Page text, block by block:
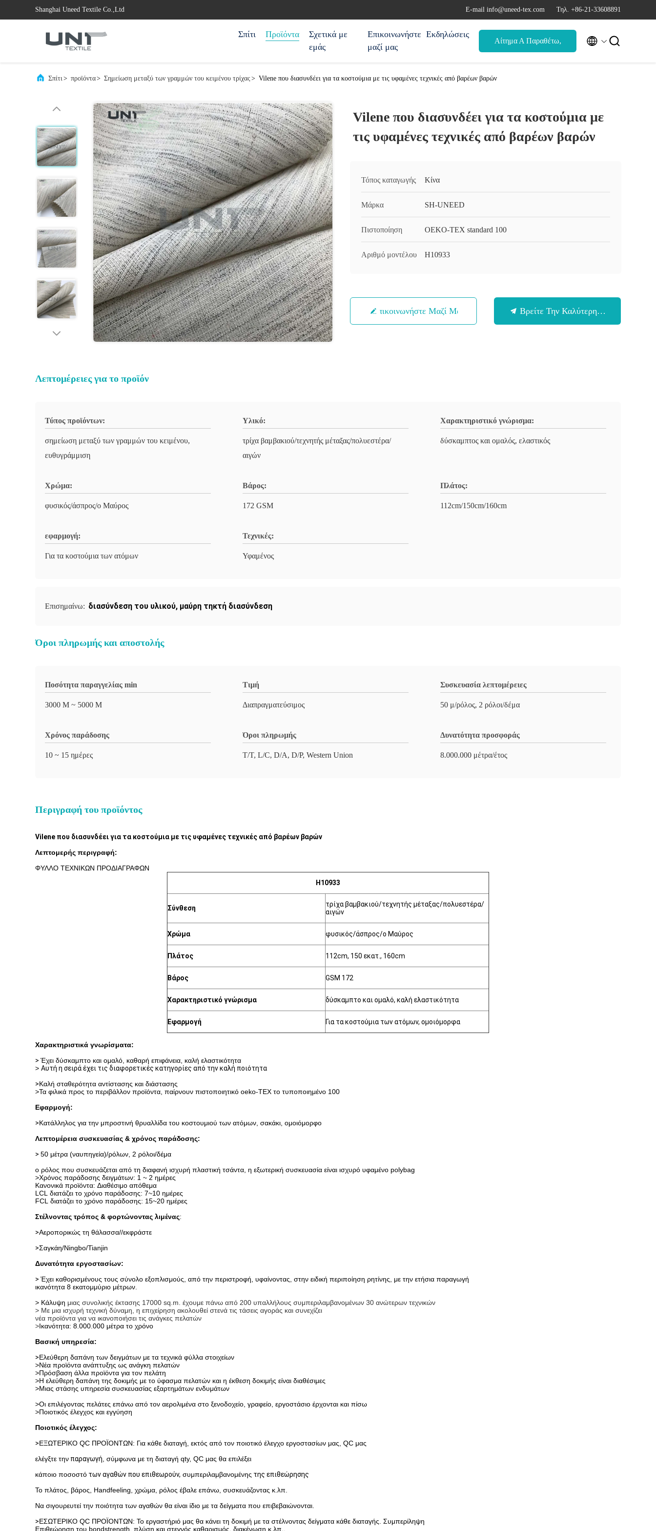
Shanghai Uneed Textile Co.,Ltd Ε-mail info@uneed-tex.com Τηλ. +86-21-33608891
Σπίτι Προϊόντα
Σχετικά με
εμάς
Επικοινωνήστε
μαζί μας
Εκδηλώσεις
Αίτημα Α Παραθέτω,  
Σπίτι> προϊόντα> Σημείωση μεταξύ των γραμμών του κειμένου τρίχας > Vilene που διασυνδέει για τα κοστούμια με τις υφαμένες τεχνικές από βαρέων βαρών
Vilene που διασυνδέει για τα κοστούμια με
τις υφαμένες τεχνικές από βαρέων βαρών
Τόπος καταγωγής Κίνα
Μάρκα SH-UNEED
Πιστοποίηση OEKO-TEX standard 100
Αριθμό μοντέλου H10933
Επικοινωνήστε Μαζί Μας Βρείτε Την Καλύτερη Τιμή
Λεπτομέρειες για το προϊόν
Τύπος προϊόντων:
σημείωση μεταξύ των γραμμών του κειμένου,
ευθυγράμμιση
Υλικό:
τρίχα βαμβακιού/τεχνητής μέταξας/πολυεστέρα/
αιγών
Χαρακτηριστικό γνώρισμα:
δύσκαμπτος και ομαλός, ελαστικός
Χρώμα:
φυσικός/άσπρος/ο Μαύρος
Βάρος:
172 GSM
Πλάτος:
112cm/150cm/160cm
εφαρμογή:
Για τα κοστούμια των ατόμων
Τεχνικές:
Υφαμένος
Επισημαίνω: διασύνδεση του υλικού, μαύρη τηκτή διασύνδεση
Όροι πληρωμής και αποστολής
Ποσότητα παραγγελίας min
3000 Μ ~ 5000 Μ
Τιμή
Διαπραγματεύσιμος
Συσκευασία λεπτομέρειες
50 μ/ρόλος, 2 ρόλοι/δέμα
Χρόνος παράδοσης
10 ~ 15 ημέρες
Όροι πληρωμής
T/T, L/C, D/A, D/P, Western Union
Δυνατότητα προσφοράς
8.000.000 μέτρα/έτος
Περιγραφή του προϊόντος
Vilene που διασυνδέει για τα κοστούμια με τις υφαμένες τεχνικές από βαρέων βαρών
Λεπτομερής περιγραφή:
ΦΥΛΛΟ ΤΕΧΝΙΚΩΝ ΠΡΟΔΙΑΓΡΑΦΩΝ
H10933
Σύνθεση
τρίχα βαμβακιού/τεχνητής μέταξας/πολυεστέρα/
αιγών
Χρώμα φυσικός/άσπρος/ο Μαύρος
Πλάτος 112cm, 150 εκατ., 160cm
Βάρος GSM 172
Χαρακτηριστικό γνώρισμα δύσκαμπτο και ομαλό, καλή ελαστικότητα
Εφαρμογή Για τα κοστούμια των ατόμων, ομοιόμορφα
Χαρακτηριστικά γνωρίσματα:
> Έχει δύσκαμπτο και ομαλό, καθαρή επιφάνεια, καλή ελαστικότητα
> Αυτή η σειρά έχει τις διαφορετικές κατηγορίες από την καλή ποιότητα
>Καλή σταθερότητα αντίστασης και διάστασης
>Τα φιλικά προς το περιβάλλον προϊόντα, παίρνουν πιστοποιητικό oeko-TEX το τυποποιημένο 100
Εφαρμογή:
>Κατάλληλος για την μπροστινή θρυαλλίδα του κοστουμιού των ατόμων, σακάκι, ομοιόμορφο
Λεπτομέρεια συσκευασίας & χρόνος παράδοσης:
> 50 μέτρα (ναυπηγεία)/ρόλων, 2 ρόλοι/δέμα
ο ρόλος που συσκευάζεται από τη διαφανή ισχυρή πλαστική τσάντα, η εξωτερική συσκευασία είναι ισχυρό υφαμένο polybag
>Χρόνος παράδοσης δειγμάτων: 1 ~ 2 ημέρες
Κανονικά προϊόντα: Διαθέσιμο απόθεμα
LCL διατάζει το χρόνο παράδοσης: 7~10 ημέρες
FCL διατάζει το χρόνο παράδοσης: 15~20 ημέρες
Στέλνοντας τρόπος & φορτώνοντας λιμένας:
>Αεροπορικώς τη θάλασσα//εκφράστε
>Σαγκάη/Ningbo/Tianjin
Δυνατότητα εργοστασίων:
> Έχει καθορισμένους τους σύνολο εξοπλισμούς, από την περιστροφή, υφαίνοντας, στην ειδική περιποίηση ρητίνης, με την ετήσια παραγωγή
ικανότητα 8 εκατομμύριο μέτρων.
> Κάλυψη μιας συνολικής έκτασης 17000 sq.m. έχουμε πάνω από 200 υπαλλήλους συμπεριλαμβανομένων 30 ανώτερων τεχνικών
> Με μια ισχυρή τεχνική δύναμη, η επιχείρηση ακολουθεί στενά τις τάσεις αγοράς και συνεχίζει
νέα προϊόντα για να ικανοποιήσει τις ανάγκες πελατών
>Ικανότητα: 8.000.000 μέτρα το χρόνο
Βασική υπηρεσία:
>Ελεύθερη δαπάνη των δειγμάτων με τα τεχνικά φύλλα στοιχείων
>Νέα προϊόντα ανάπτυξης ως ανάγκη πελατών
>Πρόσβαση άλλα προϊόντα για τον πελάτη
>Η ελεύθερη δαπάνη της δοκιμής με το ύφασμα πελατών και η έκθεση δοκιμής είναι διαθέσιμες
>Μιας στάσης υπηρεσία συσκευασίας εξαρτημάτων ενδυμάτων
>Οι επιλέγοντας πελάτες επάνω από τον αερολιμένα στο ξενοδοχείο, γραφείο, εργοστάσιο έρχονται και πίσω
>Ποιοτικός έλεγχος και εγγύηση
Ποιοτικός έλεγχος:
>ΕΞΩΤΕΡΙΚΟ QC ΠΡΟΪΟΝΤΩΝ: Για κάθε διαταγή, εκτός από τον ποιοτικό έλεγχο εργοστασίων μας, QC μας
ελέγξτε την παραγωγή , σύμφωνα με τη διαταγή qty, QC μας θα επιλέξει
κάποιο ποσοστό των αγαθών που επιθεωρούν, συμπεριλαμβανομένης της επιθεώρησης
Το πλάτος
βάρος, Handfeeling, χρώμα, ρόλος έβαλε επάνω, συσκευάζοντας κ.λπ.
Να σιγουρευτεί την ποιότητα των αγαθών θα είναι ίδιο με τα δείγματα που επιβεβαιώνονται.
>ΕΣΩΤΕΡΙΚΟ QC ΠΡΟΪΟΝΤΩΝ: Το εργαστήριό μας θα κάνει τη δοκιμή με τα στέλνοντας δείγματα κάθε διαταγής. Συμπερίληψη
Επιθεώρηση του bondstrength, πλύση και στεγνός καθαρισμός, διακένωση κ.λπ.,